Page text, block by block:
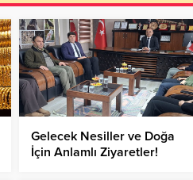
Gelecek Nesiller ve Doğa
İçin Anlamlı Ziyaretler!